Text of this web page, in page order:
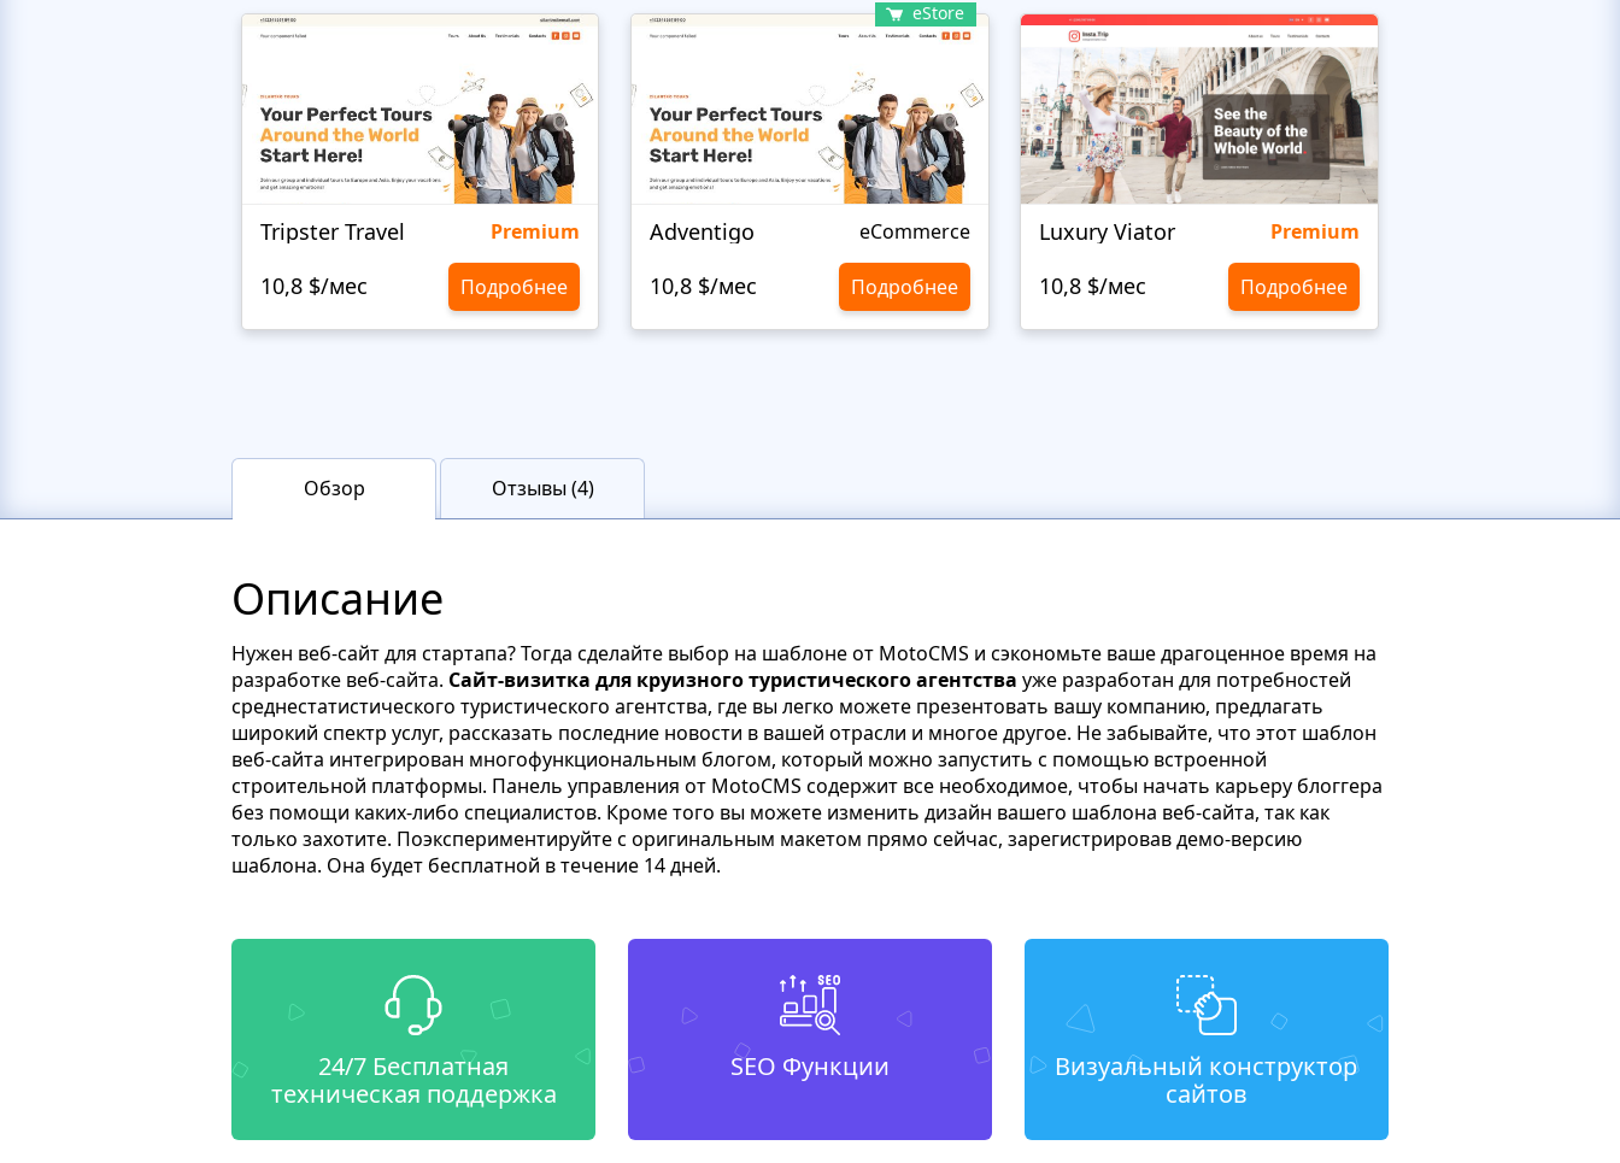
Tripster Travel Premium
10,8 $/мес Подробнее
eStore
Adventigo eCommerce
10,8 $/мес Подробнее
Luxury Viator Premium
10,8 $/мес Подробнее
Обзор Отзывы (4)
Описание
Нужен веб-сайт для стартапа? Тогда сделайте выбор на шаблоне от MotoCMS и сэкономьте ваше драгоценное время на
разработке веб-сайта. Сайт-визитка для круизного туристического агентства уже разработан для потребностей
среднестатистического туристического агентства, где вы легко можете презентовать вашу компанию, предлагать
широкий спектр услуг, рассказать последние новости в вашей отрасли и многое другое. Не забывайте, что этот шаблон
веб-сайта интегрирован многофункциональным блогом, который можно запустить с помощью встроенной
строительной платформы. Панель управления от MotoCMS содержит все необходимое, чтобы начать карьеру блоггера
без помощи каких-либо специалистов. Кроме того вы можете изменить дизайн вашего шаблона веб-сайта, так как
только захотите. Поэкспериментируйте с оригинальным макетом прямо сейчас, зарегистрировав демо-версию
шаблона. Она будет бесплатной в течение 14 дней.
24/7 Бесплатная
техническая поддержка
SEO Функции
Визуальный конструктор
сайтов